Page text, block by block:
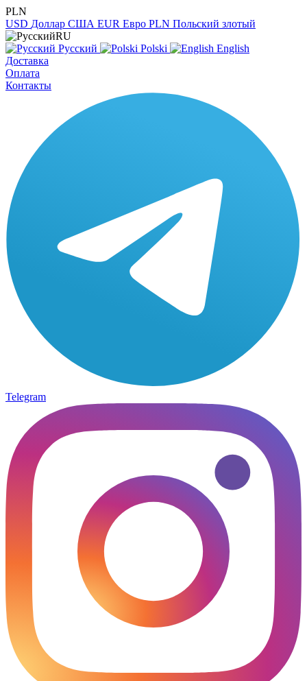
PLN
USD Доллар США EUR Евро PLN Польский злотый
RU
Русский
Polski
English
Доставка
Оплата
Контакты
Telegram